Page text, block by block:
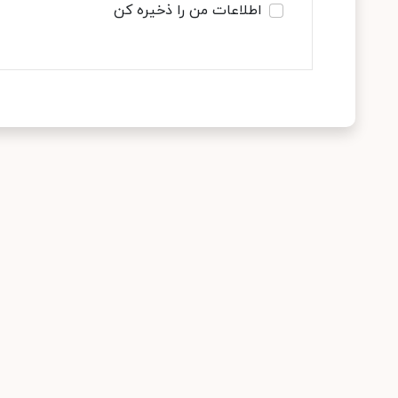
اطلاعات من را ذخیره کن